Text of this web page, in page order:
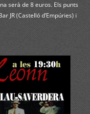
serà de 8 euros. Els punts
JR (Castelló d’Empúries) i